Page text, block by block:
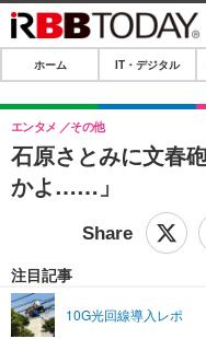
ホーム
IT・デジタル
IT・デジタルTOP
ショッピング
SPEED TEST
エンタメTOP
ライフTOP
リリース一覧
ホーム IT・デジタル
石原さとみに文春
かよ……」
エンタメ その他
注目記事
10G光回線導入レポ